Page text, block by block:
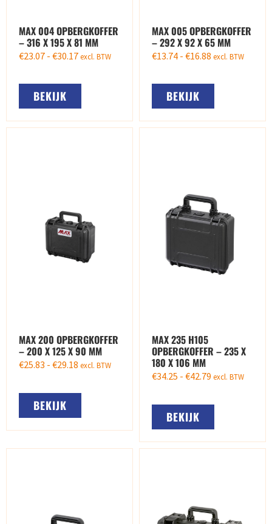
MAX 004 OPBERGKOFFER
– 316 X 195 X 81 MM
€23.07 - €30.17excl. BTW
BEKIJK
MAX 005 OPBERGKOFFER
– 292 X 92 X 65 MM
€13.74 - €16.88 excl. BTW
BEKIJK
MAX 200 OPBERGKOFFER
– 200 X 125 X 90 MM
€25.83 - €29.18 excl. BTW
BEKIJK
MAX 235 H105
OPBERGKOFFER – 235 X
180 X 106 MM
€34.25 - €42.79 excl. BTW
BEKIJK